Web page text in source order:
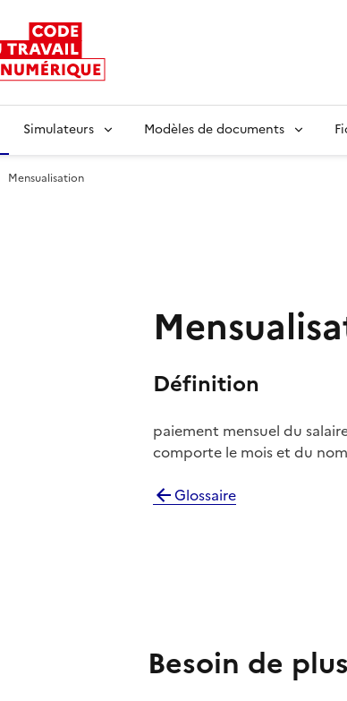
Simulateurs Modèles de documents
Mensualisation
Définition
paiement mensuel du
comporte le mois et du
Glossaire
Besoin de